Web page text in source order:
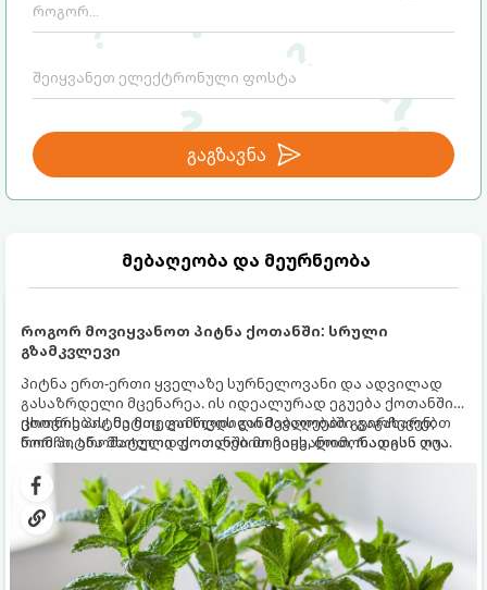
გაგზავნა
მებაღეობა და მეურნეობა
როგორ მოვიყვანოთ პიტნა ქოთანში: სრული
გზამკვლევი
პიტნა ერთ-ერთი ყველაზე სურნელოვანი და ადვილად
გასაზრდელი მცენარეა. ის იდეალურად ეგუება ქოთანში
ცხოვრებას, მეტიც, გამოცდილი მებაღეები გვირჩევენ,
რომ პიტნა მხოლოდ ქოთანში მოვიყვანოთ, რადგან ღია
გრუნტში (ბაღში) დარგვისას ის ფესვებით ძალიან
სწრაფად ვრცელდება და სხვა მცენარეებს ავიწროებს.
ქოთნის პიტნა მთელი წლის განმავლობაში გაგახარებთ
ნორჩი, არომატული ფოთლებით ჩაის, ლიმონათისა თუ
კერძებისთვის.